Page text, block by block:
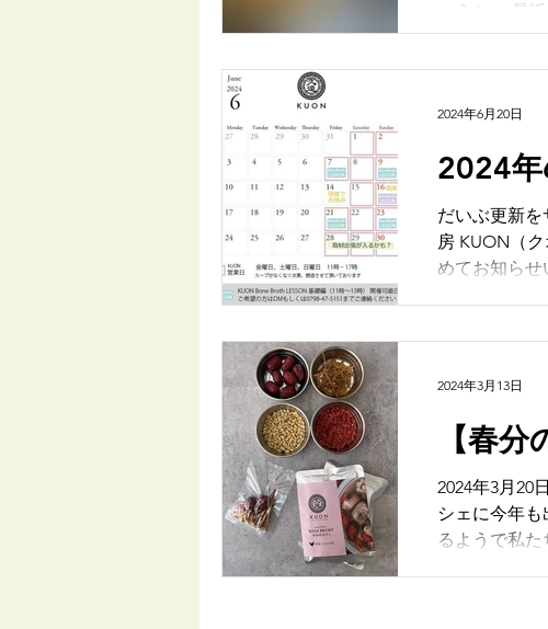
ょうか。 最
る身として
2024
だいぶ更新
房 KUON（
めてお知らせ
2024年6月20日
【春
2024年3月20
シェに今年
るようで私た
2024年3月13日